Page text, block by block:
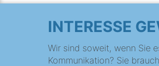
INTERESSE
Wir sind soweit, wenn Sie
Kommunikation? Sie